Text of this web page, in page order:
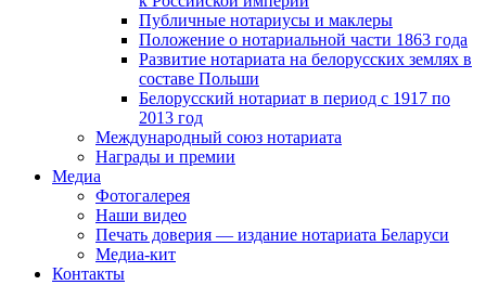
Публичные нотариусы и маклеры
Положение о нотариальной части 1863 года
Развитие нотариата на белорусских землях в
составе Польши
Белорусский нотариат в период с 1917 по
2013 год
Международный союз нотариата
Награды и премии
Медиа
Фотогалерея
Наши видео
Печать доверия — издание нотариата Беларуси
Медиа-кит
Контакты